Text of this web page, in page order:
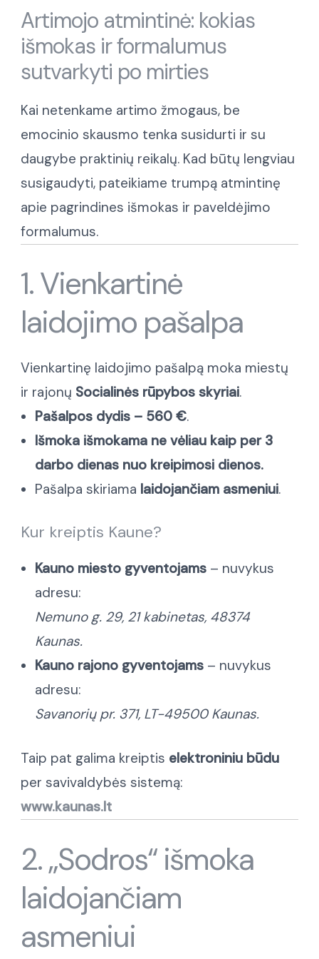
Artimojo atmintinė: kokias
išmokas ir formalumus
sutvarkyti po mirties
Kai netenkame artimo žmogaus, be
emocinio skausmo tenka susidurti ir su
daugybe praktinių reikalų. Kad būtų lengviau
susigaudyti, pateikiame trumpą atmintinę
apie pagrindines išmokas ir paveldėjimo
formalumus.
1. Vienkartinė
laidojimo pašalpa
Vienkartinę laidojimo pašalpą moka miestų
ir rajonų Socialinės rūpybos skyriai.
Pašalpos dydis – 560 €.
Išmoka išmokama ne vėliau kaip per 3
darbo dienas nuo kreipimosi dienos.
Pašalpa skiriama laidojančiam asmeniui.
Kur kreiptis Kaune?
Kauno miesto gyventojams – nuvykus
adresu:
Nemuno g. 29, 21 kabinetas, 48374
Kaunas.
Kauno rajono gyventojams – nuvykus
adresu:
Savanorių pr. 371, LT-49500 Kaunas.
Taip pat galima kreiptis elektroniniu būdu
per savivaldybės sistemą:
www.kaunas.lt
2. „Sodros“ išmoka
laidojančiam
asmeniui